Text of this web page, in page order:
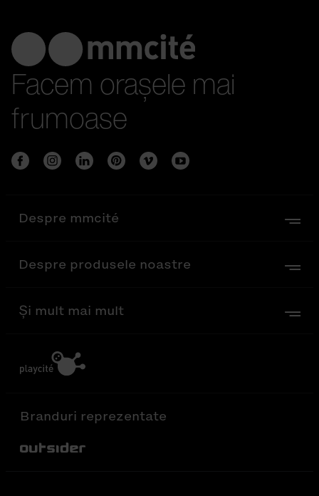
Facem orașele mai
frumoase
Despre mmcité
Despre produsele noastre
Și mult mai mult
Branduri reprezentate
Out-Sider